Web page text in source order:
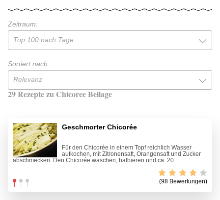
Zeitraum:
Top 100 nach Tage
Sortiert nach:
Relevanz
29 Rezepte zu Chicoree Beilage
Geschmorter Chicorée
Für den Chicorée in einem Topf reichlich Wasser
aufkochen, mit Zitronensaft, Orangensaft und Zucker
abschmecken. Den Chicorée waschen, halbieren und ca. 20...
(98 Bewertungen)